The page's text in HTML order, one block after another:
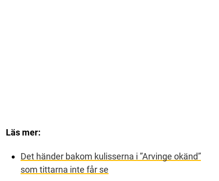
Läs mer:
Det händer bakom kulisserna i ”Arvinge okänd”
som tittarna inte får se